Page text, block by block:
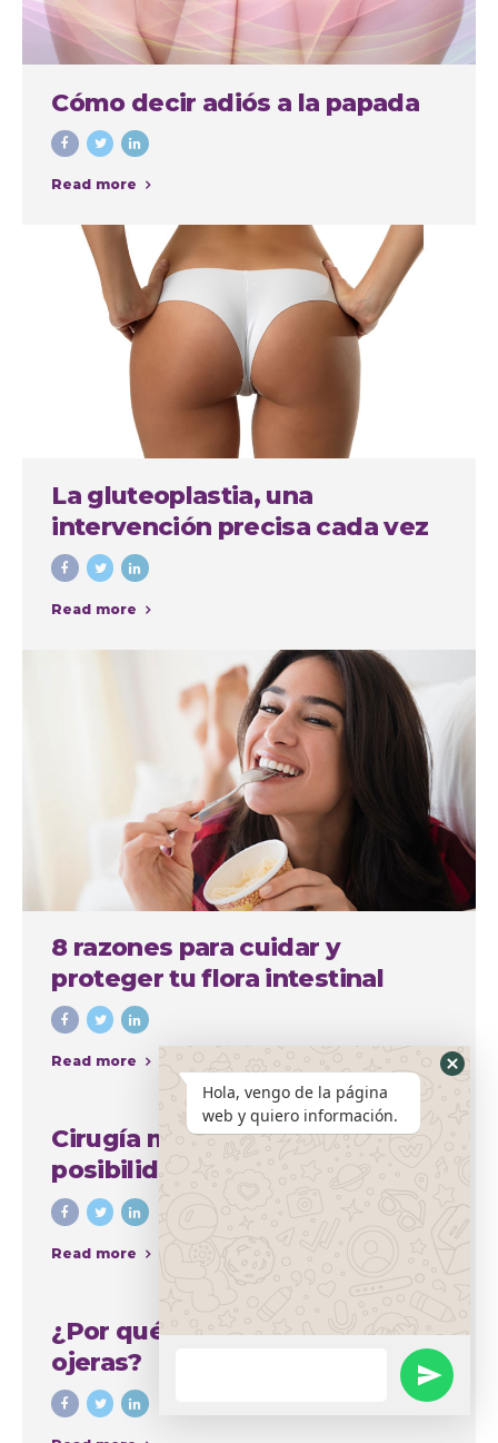
Cómo decir adiós a la papada
Read more
La gluteoplastia, una
intervención precisa cada vez
más demandada
Read more
8 razones para cuidar y
proteger tu flora intestinal
Read more
Cirugía mamaria y sus amplias
posibilidades para mejorar el
aspecto del busto
Read more
¿Por qué se producen las
ojeras?
Hola, vengo de la página
web y quiero información.